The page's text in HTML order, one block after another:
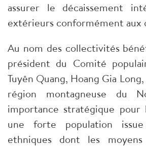
assurer le décaissement
extérieurs conformément aux
Au nom des collectivités
président du Comité
Tuyên Quang, Hoang Gia
région montagneuse du
importance stratégique pour
une forte population
ethniques dont les moyens